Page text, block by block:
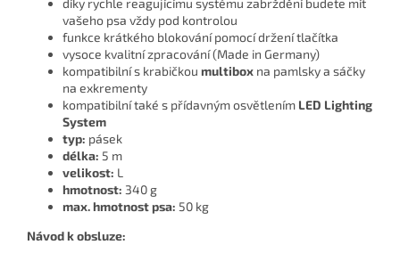
vašeho psa vždy pod kontrolou
funkce krátkého blokování pomocí držení tlačítka
vysoce kvalitní zpracování (Made in Germany)
kompatibilní s krabičkou multibox na pamlsky a sáčky
na exkrementy
kompatibilní také s přídavným osvětlením LED Lighting
System
typ: pásek
délka: 5 m
velikost: L
hmotnost: 340 g
max. hmotnost psa: 50 kg
Návod k obsluze: